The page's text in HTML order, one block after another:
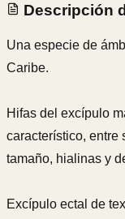
Descripción
Una especie de
Caribe.
Hifas del excípulo
característico, entre
tamaño, hialinas y
Excípulo ectal de